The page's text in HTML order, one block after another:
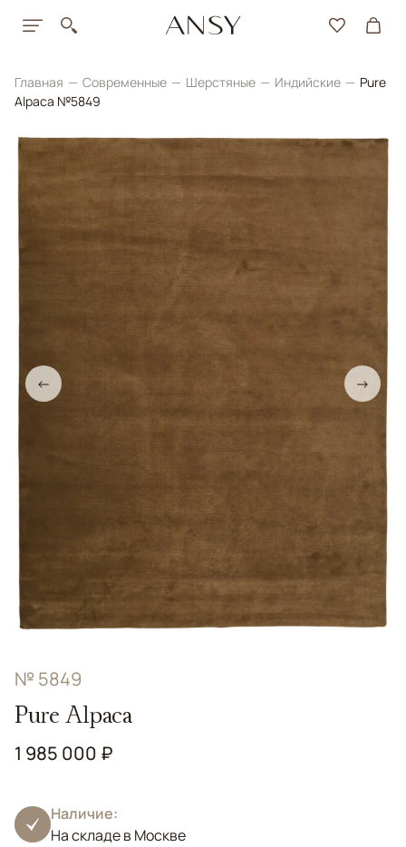
Главная Современные Шерстяные Индийские
Pure
Alpaca №5849
← →
№ 5849
Pure Alpaca
1 985 000 ₽
Наличие:
На складе в Москве